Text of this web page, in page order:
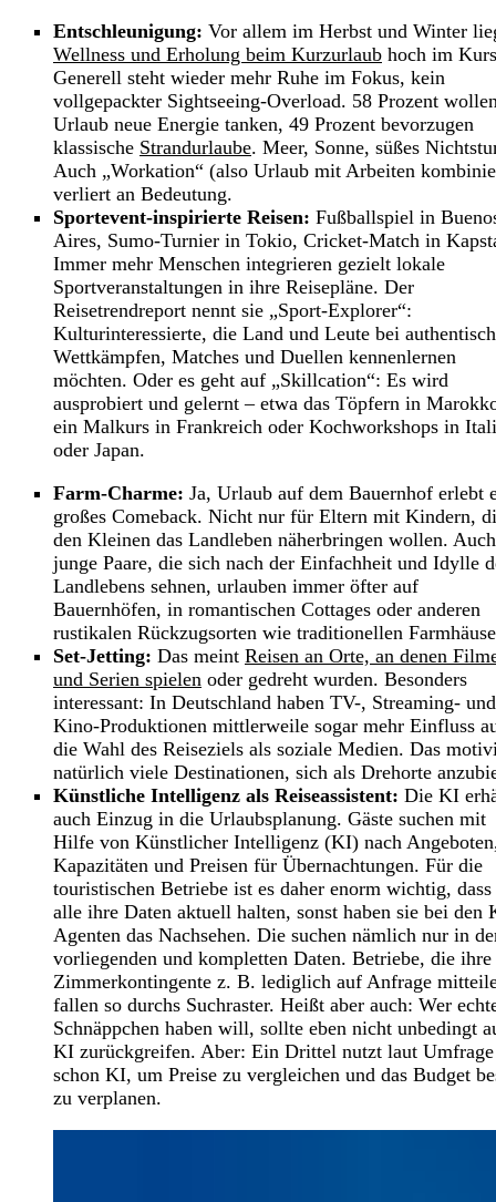
Entschleunigung: Vor allem im Herbst und Winter
Wellness und Erholung beim Kurzurlaub hoch im
Generell steht wieder mehr Ruhe im Fokus, kein
vollgepackter Sightseeing-Overload. 58 Prozent
Urlaub neue Energie tanken, 49 Prozent bevorzugen
klassische Strandurlaube. Meer, Sonne, süßes
Auch „Workation“ (also Urlaub mit Arbeiten
verliert an Bedeutung.
Sportevent-inspirierte Reisen: Fußballspiel in
Aires, Sumo-Turnier in Tokio, Cricket-Match in
Immer mehr Menschen integrieren gezielt lokale
Sportveranstaltungen in ihre Reisepläne. Der
Reisetrendreport nennt sie „Sport-Explorer“:
Kulturinteressierte, die Land und Leute bei
Wettkämpfen, Matches und Duellen kennenlernen
möchten. Oder es geht auf „Skillcation“: Es wird
ausprobiert und gelernt – etwa das Töpfern in
ein Malkurs in Frankreich oder Kochworkshops in
oder Japan.
Farm-Charme: Ja, Urlaub auf dem Bauernhof erlebt
großes Comeback. Nicht nur für Eltern mit Kindern,
den Kleinen das Landleben näherbringen wollen. Auch
junge Paare, die sich nach der Einfachheit und Idylle
Landlebens sehnen, urlauben immer öfter auf
Bauernhöfen, in romantischen Cottages oder anderen
rustikalen Rückzugsorten wie traditionellen
Set-Jetting: Das meint Reisen an Orte, an denen
und Serien spielen oder gedreht wurden. Besonders
interessant: In Deutschland haben TV-, Streaming- und
Kino-Produktionen mittlerweile sogar mehr Einfluss
die Wahl des Reiseziels als soziale Medien. Das
natürlich viele Destinationen, sich als Drehorte
Künstliche Intelligenz als Reiseassistent: Die KI
auch Einzug in die Urlaubsplanung. Gäste suchen mit
Hilfe von Künstlicher Intelligenz (KI) nach
Kapazitäten und Preisen für Übernachtungen. Für die
touristischen Betriebe ist es daher enorm wichtig, dass
alle ihre Daten aktuell halten, sonst haben sie bei den
Agenten das Nachsehen. Die suchen nämlich nur in
vorliegenden und kompletten Daten. Betriebe, die ihre
Zimmerkontingente z. B. lediglich auf Anfrage
fallen so durchs Suchraster. Heißt aber auch: Wer
Schnäppchen haben will, sollte eben nicht unbedingt
KI zurückgreifen. Aber: Ein Drittel nutzt laut Umfrage
schon KI, um Preise zu vergleichen und das Budget
zu verplanen.